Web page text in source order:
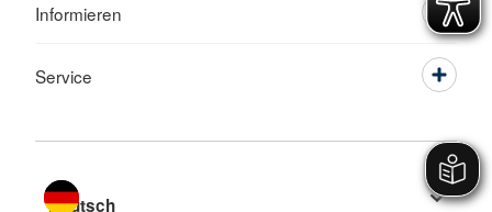
Informieren
Service
Sprache wechseln zu